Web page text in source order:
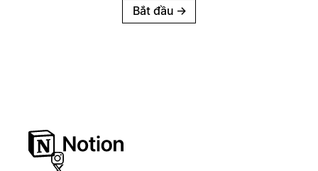
Bắt đầu →